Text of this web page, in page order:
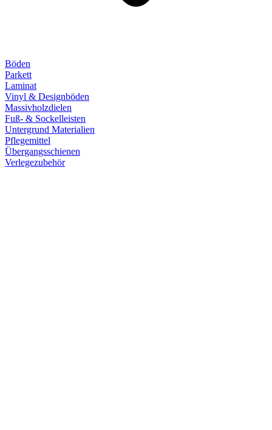
Böden
Parkett
Laminat
Vinyl & Designböden
Massivholzdielen
Fuß- & Sockelleisten
Untergrund Materialien
Pflegemittel
Übergangsschienen
Verlegezubehör